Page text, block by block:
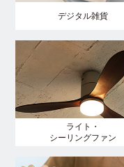
デジタル雑貨
ライト・
シーリングファン